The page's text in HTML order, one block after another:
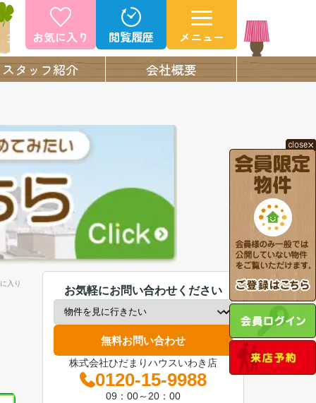
お気に入り 閲覧履歴 メニュー
スタッフ紹介 会社概要
入り
お気軽にお問い合わせください
無料お問い合わせ
株式会社ひだまりハウスいわき店
0120-15-9988
09：00～20：00